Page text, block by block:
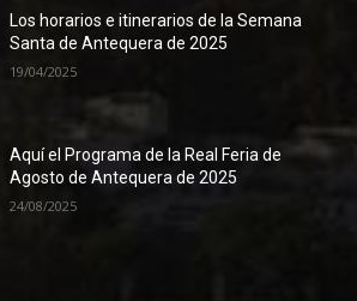
Los horarios e itinerarios de la Semana
Santa de Antequera de 2025
19/04/2025
Aquí el Programa de la Real Feria de
Agosto de Antequera de 2025
24/08/2025